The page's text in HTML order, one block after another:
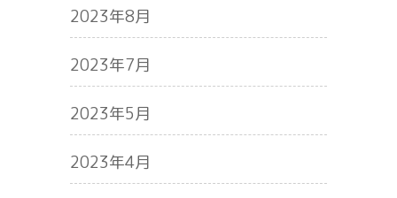
2023年8月
2023年7月
2023年5月
2023年4月